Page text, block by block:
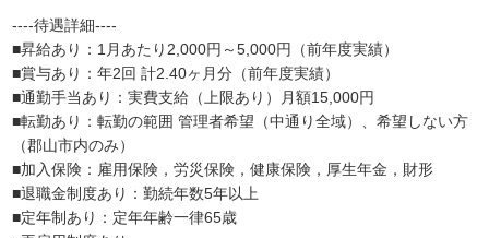
----待遇詳細----
■昇給あり：1月あたり2,000円～5,000円（前年度実績）
■賞与あり：年2回 計2.40ヶ月分（前年度実績）
■通勤手当あり：実費支給（上限あり）月額15,000円
■転勤あり：転勤の範囲 管理者希望（中通り全域）、希望しない方
（郡山市内のみ）
■加入保険：雇用保険，労災保険，健康保険，厚生年金，財形
■退職金制度あり：勤続年数5年以上
■定年制あり：定年年齢一律65歳